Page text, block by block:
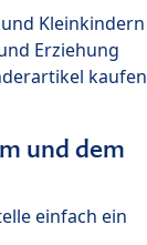
Kleinkindern
Erziehung
kaufen
und dem
einfach ein